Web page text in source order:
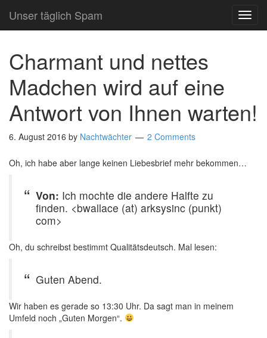
Unser täglich Spam
Charmant und nettes
Madchen wird auf eine
Antwort von Ihnen warten!
6. August 2016 by Nachtwächter 2 Comments
Oh, ich habe aber lange keinen Liebesbrief mehr bekommen…
Von: Ich mochte die andere Halfte zu
finden. <bwallace (at) arksysinc (punkt)
com>
Oh, du schreibst bestimmt Qualitätsdeutsch. Mal lesen:
Guten Abend.
Wir haben es gerade so 13:30 Uhr. Da sagt man in meinem
Umfeld noch „Guten Morgen“.